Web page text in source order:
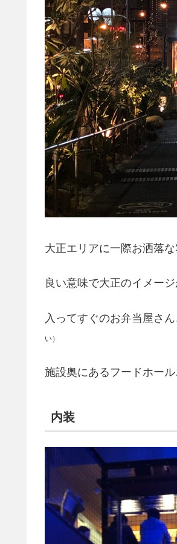
大正エリアに一際お洒落な
良い意味で大正のイメー
入ってすぐのお弁当屋さ
い）
施設奥にあるフードホール
内装